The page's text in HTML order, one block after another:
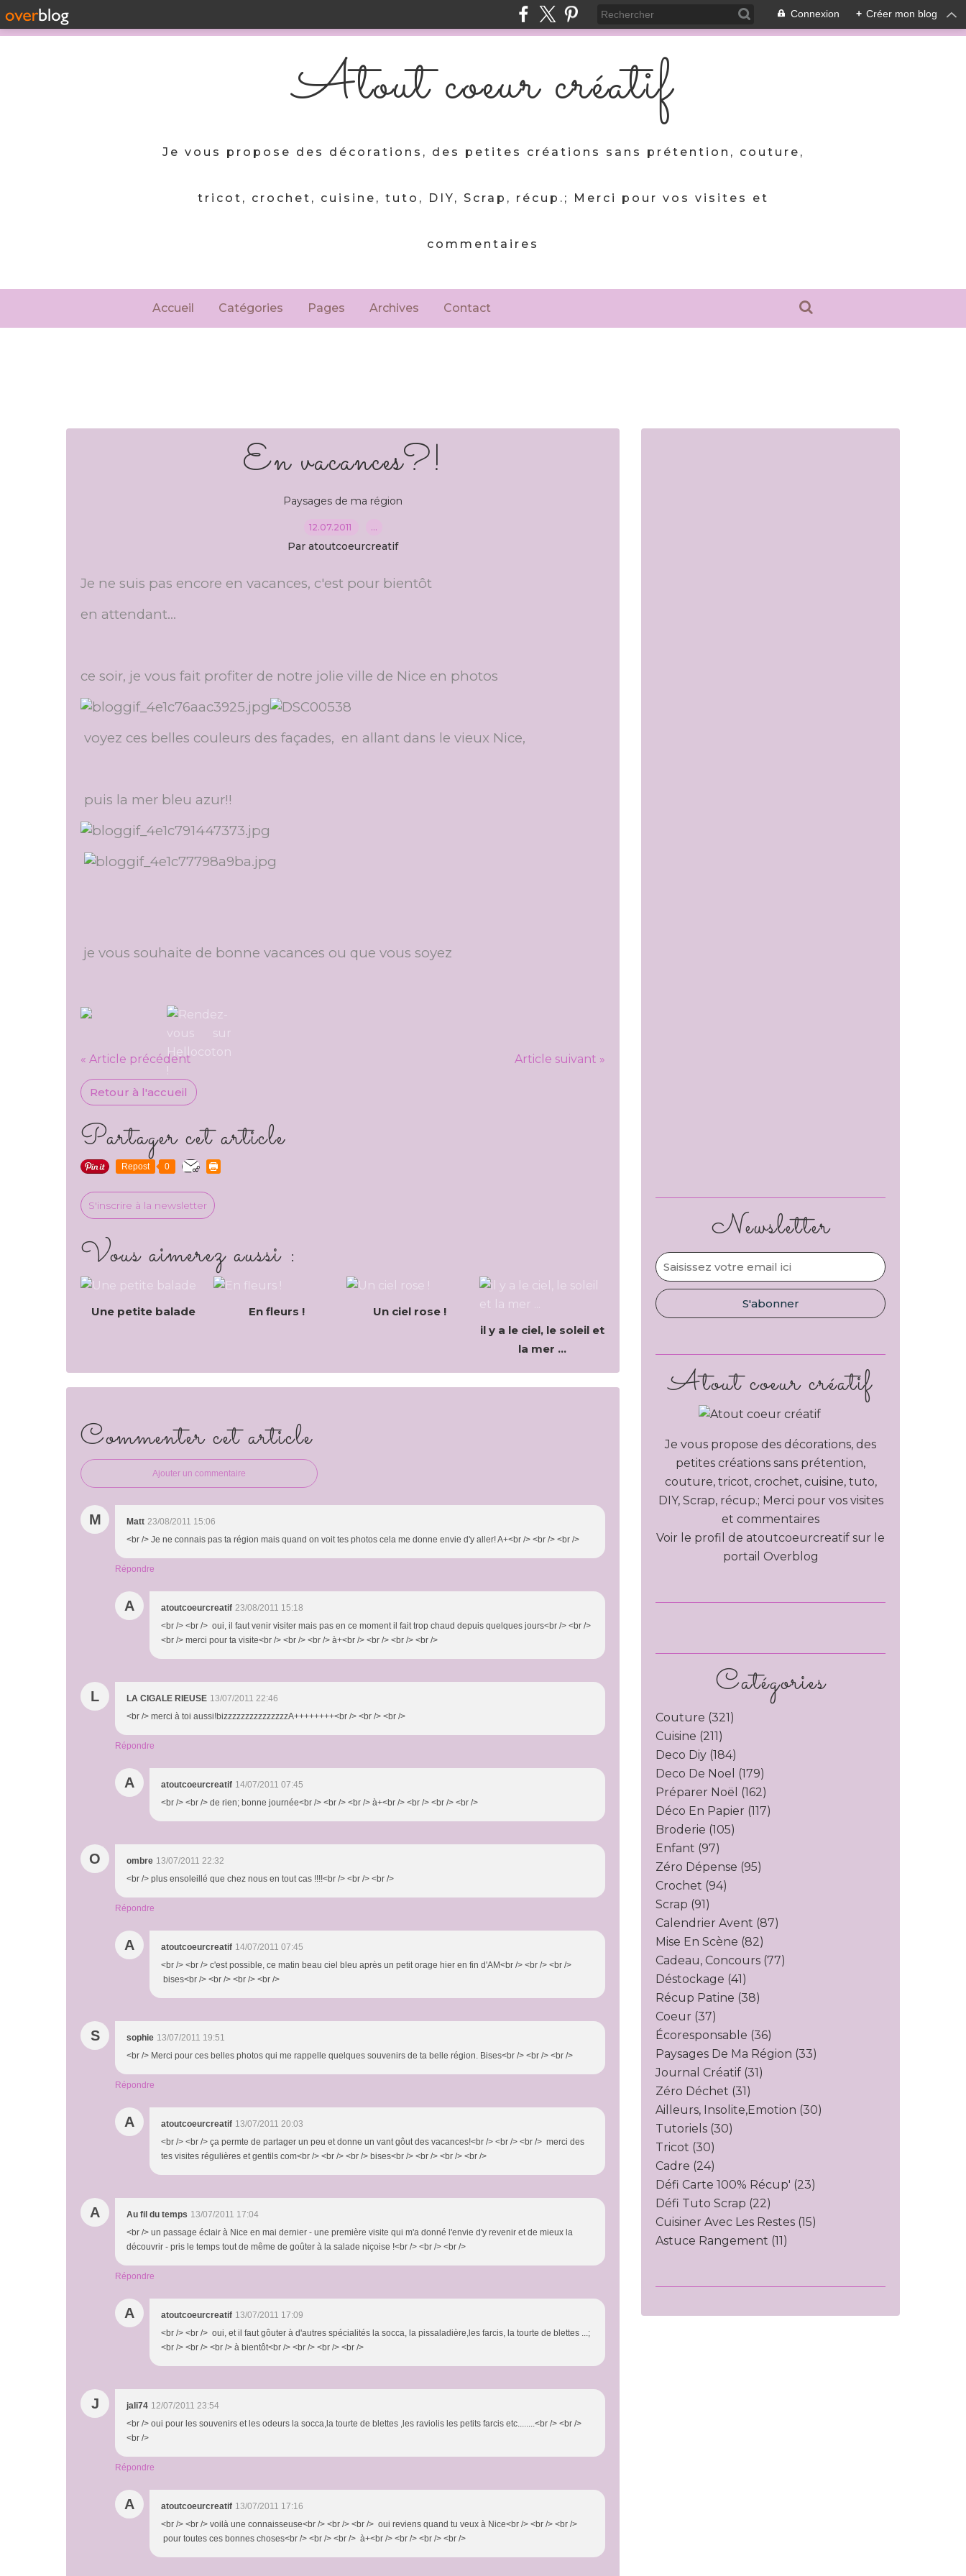
Connexion + Créer mon blog
Atout coeur créatif
Je vous propose des décorations, des petites créations sans prétention, couture,
tricot, crochet, cuisine, tuto, DIY, Scrap, récup.; Merci pour vos visites et
commentaires
Accueil Catégories Pages Archives Contact
En vacances?!
Paysages de ma région
12.07.2011 …
Par atoutcoeurcreatif
Je ne suis pas encore en vacances, c'est pour bientôt
en attendant...
ce soir, je vous fait profiter de notre jolie ville de Nice en photos
voyez ces belles couleurs des façades, en allant dans le vieux Nice,
puis la mer bleu azur!!
je vous souhaite de bonne vacances ou que vous soyez
« Article précédent Article suivant »
Retour à l'accueil
Partager cet article
Repost 0
S'inscrire à la newsletter
Vous aimerez aussi :
Une petite balade En fleurs !
Un ciel rose !
il y a le ciel, le soleil et
la mer ...
Commenter cet article
Ajouter un commentaire
M Matt 23/08/2011 15:06
<br /> Je ne connais pas ta région mais quand on voit tes photos cela me donne envie d'y aller! A+<br /> <br /> <br />
Répondre
A atoutcoeurcreatif 23/08/2011 15:18
<br /> <br /> oui, il faut venir visiter mais pas en ce moment il fait trop chaud depuis quelques jours<br /> <br />
<br /> merci pour ta visite<br /> <br /> <br /> à+<br /> <br /> <br /> <br />
L LA CIGALE RIEUSE 13/07/2011 22:46
<br /> merci à toi aussi!bizzzzzzzzzzzzzzzA++++++++<br /> <br /> <br />
Répondre
A atoutcoeurcreatif 14/07/2011 07:45
<br /> <br /> de rien; bonne journée<br /> <br /> <br /> à+<br /> <br /> <br /> <br />
O ombre 13/07/2011 22:32
<br /> plus ensoleillé que chez nous en tout cas !!!!<br /> <br /> <br />
Répondre
A atoutcoeurcreatif 14/07/2011 07:45
<br /> <br /> c'est possible, ce matin beau ciel bleu après un petit orage hier en fin d'AM<br /> <br /> <br />
bises<br /> <br /> <br /> <br />
S sophie 13/07/2011 19:51
<br /> Merci pour ces belles photos qui me rappelle quelques souvenirs de ta belle région. Bises<br /> <br /> <br />
Répondre
A atoutcoeurcreatif 13/07/2011 20:03
<br /> <br /> ça permte de partager un peu et donne un vant gôut des vacances!<br /> <br /> <br /> merci des
tes visites régulières et gentils com<br /> <br /> <br /> bises<br /> <br /> <br /> <br />
A Au fil du temps 13/07/2011 17:04
<br /> un passage éclair à Nice en mai dernier - une première visite qui m'a donné l'envie d'y revenir et de mieux la
découvrir - pris le temps tout de même de goûter à la salade niçoise !<br /> <br /> <br />
Répondre
A atoutcoeurcreatif 13/07/2011 17:09
<br /> <br /> oui, et il faut gôuter à d'autres spécialités la socca, la pissaladière,les farcis, la tourte de blettes ...;
<br /> <br /> <br /> à bientôt<br /> <br /> <br /> <br />
J jali74 12/07/2011 23:54
<br /> oui pour les souvenirs et les odeurs la socca,la tourte de blettes ,les raviolis les petits farcis etc........<br /> <br />
<br />
Répondre
A atoutcoeurcreatif 13/07/2011 17:16
<br /> <br /> voilà une connaisseuse<br /> <br /> <br /> oui reviens quand tu veux à Nice<br /> <br /> <br />
pour toutes ces bonnes choses<br /> <br /> <br /> à+<br /> <br /> <br /> <br />
Newsletter
Catégories
Couture (321)
Cuisine (211)
Deco Diy (184)
Deco De Noel (179)
Préparer Noël (162)
Déco En Papier (117)
Broderie (105)
Enfant (97)
Zéro Dépense (95)
Crochet (94)
Scrap (91)
Calendrier Avent (87)
Mise En Scène (82)
Cadeau, Concours (77)
Déstockage (41)
Récup Patine (38)
Coeur (37)
Écoresponsable (36)
Paysages De Ma Région (33)
Journal Créatif (31)
Zéro Déchet (31)
Ailleurs, Insolite,emotion (30)
Tutoriels (30)
Tricot (30)
Cadre (24)
Défi Carte 100% Récup' (23)
Défi Tuto Scrap (22)
Cuisiner Avec Les Restes (15)
Astuce Rangement (11)
Atout coeur créatif
Je vous propose des décorations, des
petites créations sans prétention,
couture, tricot, crochet, cuisine, tuto,
DIY, Scrap, récup.; Merci pour vos visites
et commentaires
Voir le profil de atoutcoeurcreatif sur le
portail Overblog